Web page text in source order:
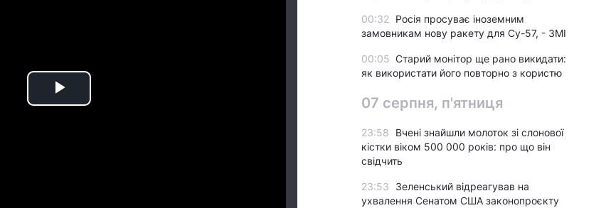
Play
00:32
Росія просуває іноземним
замовникам нову ракету для Су-57, - ЗМІ
00:05 Старий монітор ще рано викидати:
як використати його повторно з користю
07 серпня, п'ятниця
23:58
Вчені знайшли молоток зі слонової
кістки віком 500 000 років: про що він
свідчить
23:53
Зеленський відреагував на
ухвалення Сенатом США законопроєкту